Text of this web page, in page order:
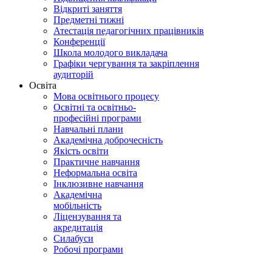
Відкриті заняття
Предметні тижні
Атестація педагогічних працівників
Конференції
Школа молодого викладача
Графіки чергування та закріплення
аудиторій
Освіта
Мова освітнього процесу
Освітні та освітньо-
професійні програми
Навчальні плани
Академічна доброчесність
Якість освіти
Практичне навчання
Неформальна освіта
Інклюзивне навчання
Академічна
мобільність
Ліцензування та
акредитація
Силабуси
Робочі програми